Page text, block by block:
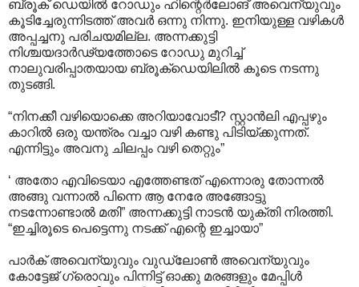
ബ്രൂക് ഡെയിൽ റോഡും ഹിന്റെർലോങ് അവെന്യുവും
കൂടിച്ചേരുന്നിടത്ത് അവർ ഒന്നു നിന്നു. ഇനിയുള്ള വഴികൾ
അപ്പച്ചനു പരിചയമില്ല. അന്നക്കുട്ടി
നിശ്ചയദാർഢ്യത്തോടെ റോഡു മുറിച്ച്
നാലുവരിപ്പാതയായ ബ്രൂക്ഡെയിലിൽ കൂടെ നടന്നു
തുടങ്ങി.
“നിനക്കീ വഴിയൊക്കെ അറിയാവോടീ? സ്റ്റാൻലി എപ്പഴും
കാറിൽ ഒരു യന്ത്രം വച്ചാ വഴി കണ്ടു പിടിയ്ക്കുന്നത്.
എന്നിട്ടും അവനു ചിലപ്പം വഴി തെറ്റും”
‘ അതോ എവിടെയാ എത്തേണ്ടത് എന്നൊരു തോന്നൽ
അങ്ങു വന്നാൽ പിന്നെ ആ നേരേ അങ്ങോട്ടു
നടന്നോണ്ടാൽ മതി” അന്നക്കുട്ടി നാടൻ യുക്തി നിരത്തി.
“ഇച്ചിരൂടെ പെട്ടെന്നു നടക്ക് എന്റെ ഇച്ചായാ”
പാർക് അവെന്യുവും വുഡ്ലോൺ അവെന്യുവും
കോട്ടേജ് ഗ്രൊവും പിന്നിട്ട് ഓക്കു മരങ്ങളും മേപ്പിൾ